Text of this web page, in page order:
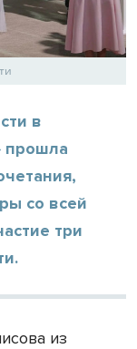
в
прошла
со всей
три
из